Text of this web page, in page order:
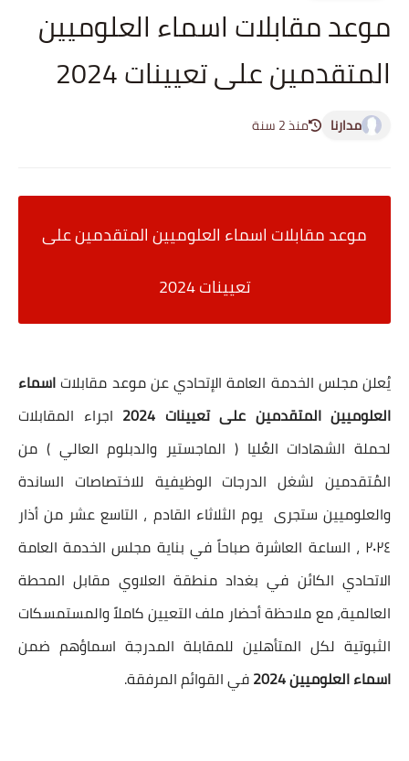
موعد مقابلات اسماء العلوميين
المتقدمين على تعيينات 2024
مدارنا منذ 2 سنة
موعد مقابلات اسماء العلوميين المتقدمين على
تعيينات 2024
يُعلن مجلس الخدمة العامة الإتحادي عنموعد مقابلاتاسماء
العلوميين المتقدمين على تعيينات 2024
اجراء المقابلات
لحملة الشهادات العُليا ( الماجستير والدبلوم العالي ) من
المُتقدمين لشغل الدرجات الوظيفية للاختصاصات الساندة
والعلوميين ستجرى يوم الثلاثاء القادم ، التاسع عشر من أذار
٢٠٢٤ ، الساعة العاشرة صباحاً في بناية مجلس الخدمة العامة
الاتحادي الكائن في بغداد منطقة العلاوي مقابل المحطة
العالمية، مع ملاحظة أحضار ملف التعيين كاملاً والمستمسكات
الثبوتية لكل المتأهلين للمقابلة المدرجة اسماؤهم ضمن
اسماء العلوميين 2024
في القوائم المرفقة.